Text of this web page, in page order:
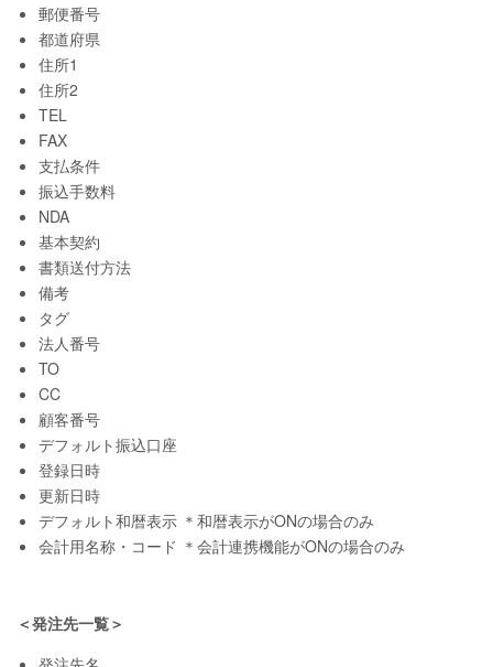
郵便番号
都道府県
住所1
住所2
TEL
FAX
支払条件
振込手数料
NDA
基本契約
書類送付方法
備考
タグ
法人番号
TO
CC
顧客番号
デフォルト振込口座
登録日時
更新日時
デフォルト和暦表示 ＊和暦表示がONの場合のみ
会計用名称・コード ＊会計連携機能がONの場合のみ
＜発注先一覧＞